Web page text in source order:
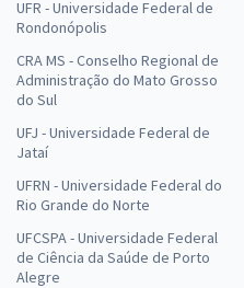
UFR - Universidade Federal de
Rondonópolis
CRA MS - Conselho Regional de
Administração do Mato Grosso
do Sul
UFJ - Universidade Federal de
Jataí
UFRN - Universidade Federal do
Rio Grande do Norte
UFCSPA - Universidade Federal
de Ciência da Saúde de Porto
Alegre